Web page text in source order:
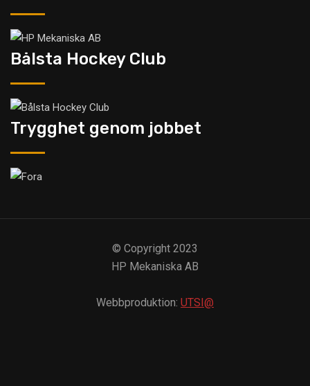
Bålsta Hockey Club
Trygghet genom jobbet
© Copyright 2023
HP Mekaniska AB
Webbproduktion: UTSI@